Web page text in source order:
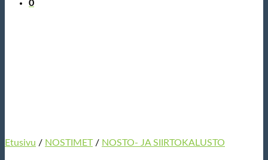
0
Etusivu / NOSTIMET / NOSTO- JA SIIRTOKALUSTO